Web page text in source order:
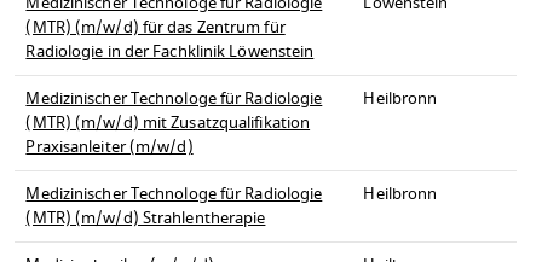
(MTR) (m/w/d) für das Zentrum für
Radiologie in der Fachklinik Löwenstein
Medizinischer Technologe für Radiologie
(MTR) (m/w/d) mit Zusatzqualifikation
Praxisanleiter (m/w/d)
Heilbronn
Medizinischer Technologe für Radiologie
(MTR) (m/w/d) Strahlentherapie
Heilbronn